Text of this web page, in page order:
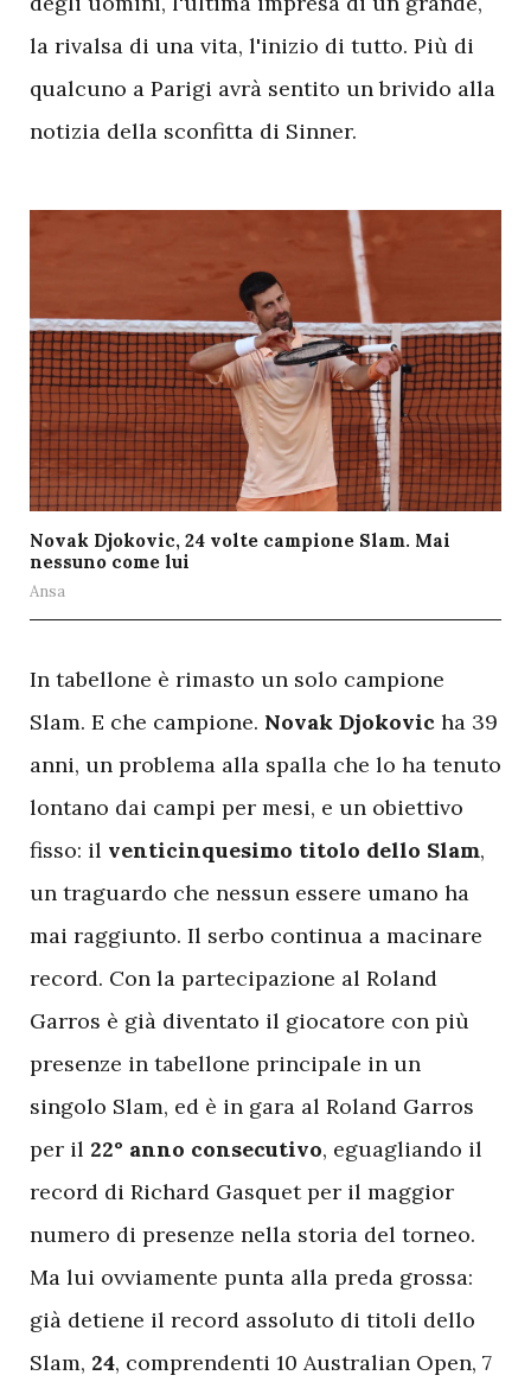
la rivalsa di una vita, l'inizio di tutto. Più di
qualcuno a Parigi avrà sentito un brivido alla
notizia della sconfitta di Sinner.
Novak Djokovic, 24 volte campione Slam. Mai
nessuno come lui
Ansa
In tabellone è rimasto un solo campione
Slam. E che campione. Novak Djokovic ha 39
anni, un problema alla spalla che lo ha tenuto
lontano dai campi per mesi, e un obiettivo
fisso: il venticinquesimo titolo dello Slam,
un traguardo che nessun essere umano ha
mai raggiunto. Il serbo continua a macinare
record. Con la partecipazione al Roland
Garros è già diventato il giocatore con più
presenze in tabellone principale in un
singolo Slam, ed è in gara al Roland Garros
per il 22° anno consecutivo, eguagliando il
record di Richard Gasquet per il maggior
numero di presenze nella storia del torneo.
Ma lui ovviamente punta alla preda grossa:
già detiene il record assoluto di titoli dello
Slam, 24, comprendenti 10 Australian Open, 7